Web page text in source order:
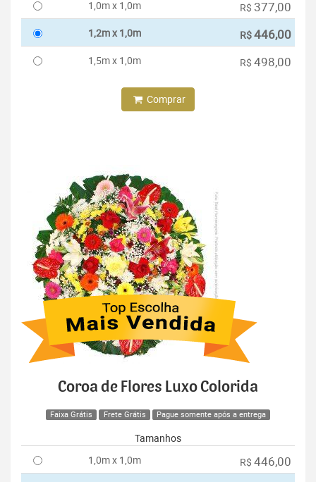
1,0m x 1,0m
R$ 377,00
1,2m x 1,0m R$446,00
1,5m x 1,0m R$ 498,00
Comprar
Coroa de Flores Luxo Colorida
Faixa Grátis Frete Grátis Pague somente após a entrega
Tamanhos
1,0m x 1,0m
R$ 446,00